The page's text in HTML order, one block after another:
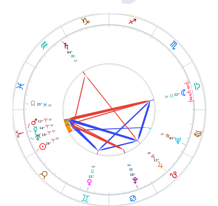
A
B
C D
E
F
G
H
I
J
K
L
Q 12°A 41'
O 14°A 31'
T 19°A
55'
M29°
A
24'
P
15°
C
01'
V
20°
D
00' R
12°
E
48'
U
05°
F
23'
N
12°
G
31'
S
04°
K
15'
Y 25° L 52'
24h 12h 0h